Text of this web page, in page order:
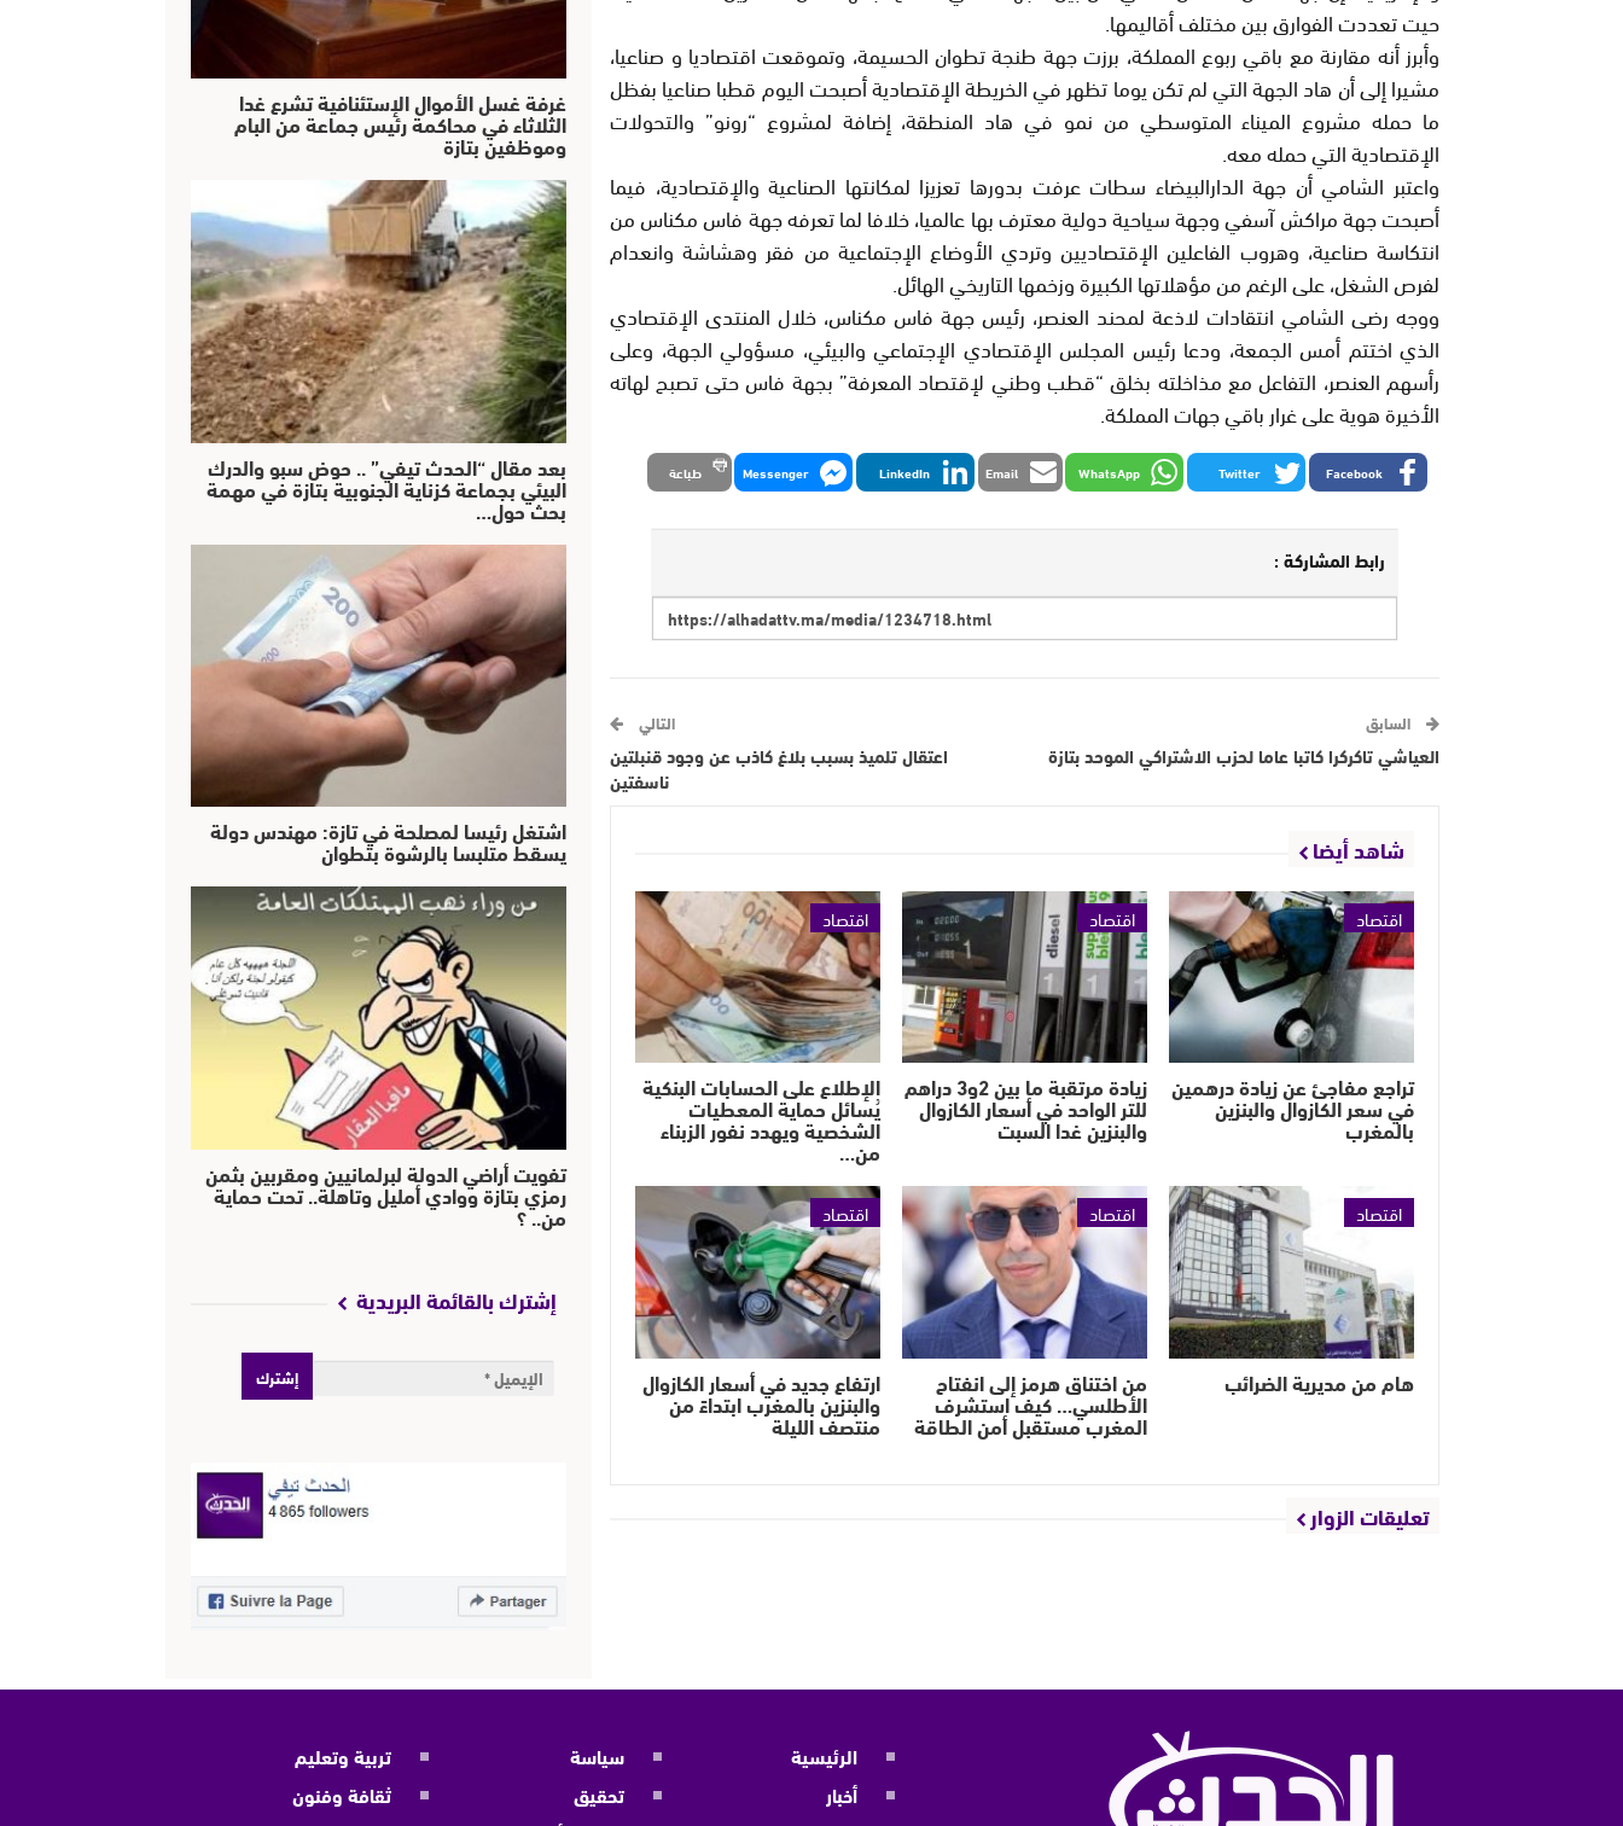
حيت تعددت الفوارق بين مختلف أقاليمها.
وأبرز أنه مقارنة مع باقي ربوع المملكة، برزت جهة طنجة تطوان الحسيمة، وتموقعت اقتصاديا و صناعيا،
مشيرا إلى أن هاد الجهة التي لم تكن يوما تظهر في الخريطة الإقتصادية أصبحت اليوم قطبا صناعيا بفظل
ما حمله مشروع الميناء المتوسطي من نمو في هاد المنطقة، إضافة لمشروع “رونو” والتحولات
الإقتصادية التي حمله معه.
واعتبر الشامي أن جهة الدارالبيضاء سطات عرفت بدورها تعزيزا لمكانتها الصناعية والإقتصادية، فيما
أصبحت جهة مراكش آسفي وجهة سياحية دولية معترف بها عالميا، خلافا لما تعرفه جهة فاس مكناس من
انتكاسة صناعية، وهروب الفاعلين الإقتصاديين وتردي الأوضاع الإجتماعية من فقر وهشاشة وانعدام
لفرص الشغل، على الرغم من مؤهلاتها الكبيرة وزخمها التاريخي الهائل.
ووجه رضى الشامي انتقادات لاذعة لمحند العنصر، رئيس جهة فاس مكناس، خلال المنتدى الإقتصادي
الذي اختتم أمس الجمعة، ودعا رئيس المجلس الإقتصادي الإجتماعي والبيئي، مسؤولي الجهة، وعلى
رأسهم العنصر، التفاعل مع مذاخلته بخلق “قطب وطني لإقتصاد المعرفة” بجهة فاس حتى تصبح لهاته
الأخيرة هوية على غرار باقي جهات المملكة.
Facebook
Twitter
WhatsApp
Email
LinkedIn
Messenger طباعة
رابط المشاركة :
السابق
العياشي تاكركرا كاتبا عاما لحزب الاشتراكي الموحد بتازة
التالي
اعتقال تلميذ بسبب بلاغ كاذب عن وجود قنبلتين
ناسفتين
شاهد أيضا
اقتصاد
تراجع مفاجئ عن زيادة درهمين
في سعر الكازوال والبنزين
بالمغرب
اقتصاد
زيادة مرتقبة ما بين 2و3 دراهم
للتر الواحد في أسعار الكازوال
والبنزين غدا السبت
اقتصاد
الإطلاع على الحسابات البنكية
يُسائل حماية المعطيات
الشخصية ويهدد نفور الزبناء
من…
اقتصاد
هام من مديرية الضرائب
اقتصاد
من اختناق هرمز إلى انفتاح
الأطلسي… كيف استشرف
المغرب مستقبل أمن الطاقة
اقتصاد
ارتفاع جديد في أسعار الكازوال
والبنزين بالمغرب ابتداءً من
منتصف الليلة
تعليقات الزوار
غرفة غسل الأموال الإستئنافية تشرع غدا
الثلاثاء في محاكمة رئيس جماعة من البام
وموظفين بتازة
بعد مقال “الحدث تيفي” .. حوض سبو والدرك
البيئي بجماعة كزناية الجنوبية بتازة في مهمة
بحث حول…
اشتغل رئيسا لمصلحة في تازة: مهندس دولة
يسقط متلبسا بالرشوة بتطوان
تفويت أراضي الدولة لبرلمانيين ومقربين بثمن
رمزي بتازة ووادي أمليل وتاهلة.. تحت حماية
من.. ؟
إشترك بالقائمة البريدية
الرئيسية
أخبار
سياسة
تحقيق
تربية وتعليم
ثقافة وفنون